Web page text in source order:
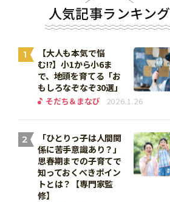
人気記事ランキング
1
【大人も本気で悩
む!?】小1から小6ま
で、地頭を育てる「お
もしろなぞなぞ30選」
そだち＆まなび 2026.1.26
2
「ひとりっ子は人間関
係に苦手意識あり？」
思春期までの子育てで
知っておくべきポイン
トとは？【専門家監
修】